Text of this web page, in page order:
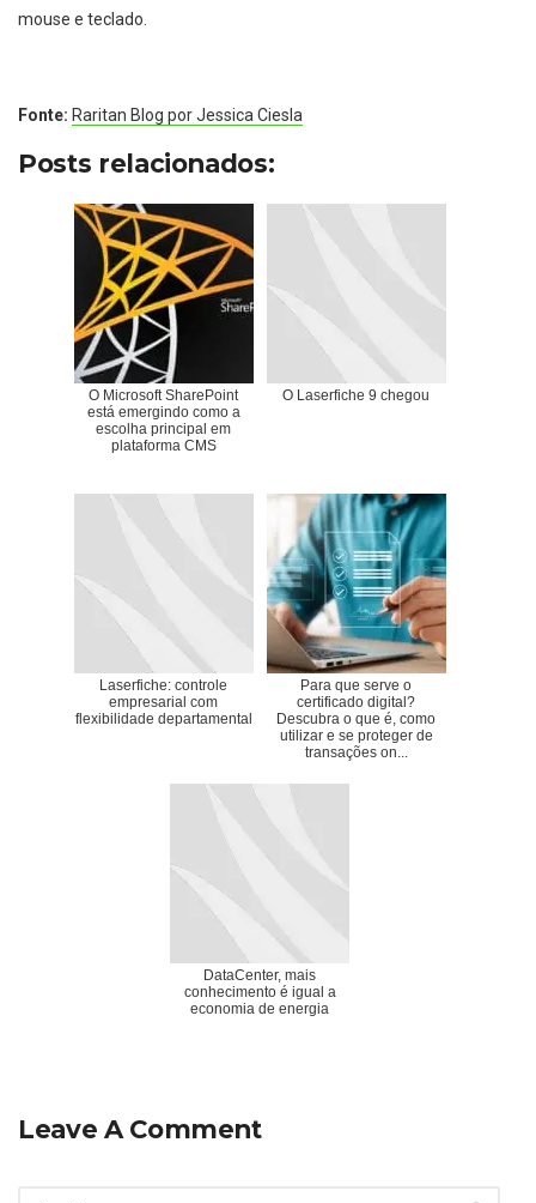
mouse e teclado.
Fonte: Raritan Blog por Jessica Ciesla
Posts relacionados:
O Microsoft SharePoint
está emergindo como a
escolha principal em
plataforma CMS
O Laserfiche 9 chegou
Laserfiche: controle
empresarial com
flexibilidade departamental
Para que serve o
certificado digital?
Descubra o que é, como
utilizar e se proteger de
transações on...
DataCenter, mais
conhecimento é igual a
economia de energia
Leave A Comment